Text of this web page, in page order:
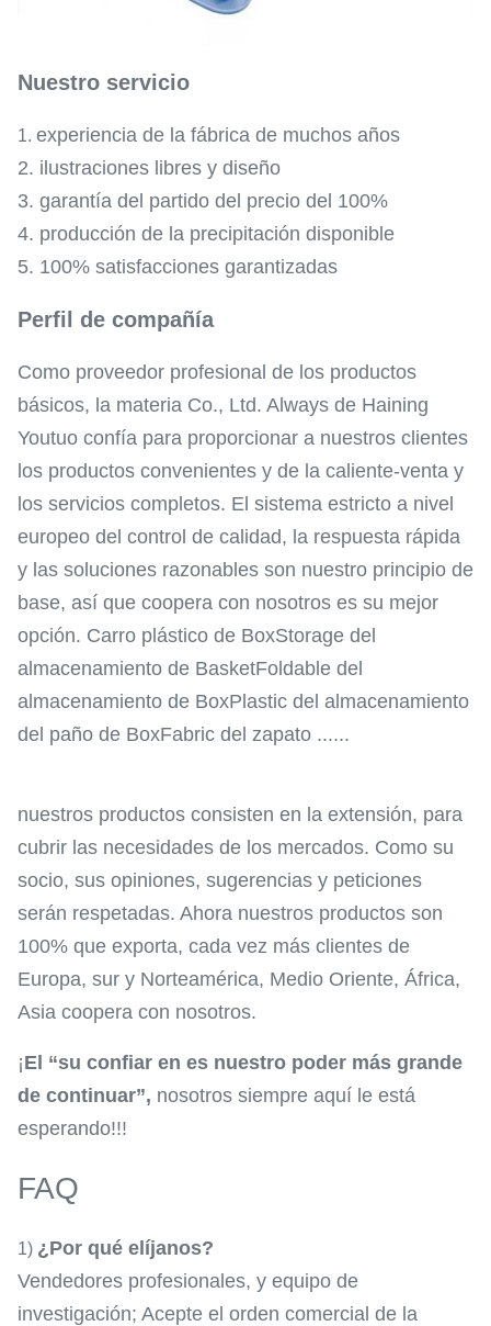
Nuestro servicio
1. experiencia de la fábrica de muchos años
2. ilustraciones libres y diseño
3. garantía del partido del precio del 100%
4. producción de la precipitación disponible
5. 100% satisfacciones garantizadas
Perfil de compañía
Como proveedor profesional de los productos
básicos, la materia Co., Ltd. Always de Haining
Youtuo confía para proporcionar a nuestros clientes
los productos convenientes y de la caliente-venta y
los servicios completos. El sistema estricto a nivel
europeo del control de calidad, la respuesta rápida
y las soluciones razonables son nuestro principio de
base, así que coopera con nosotros es su mejor
opción. Carro plástico de BoxStorage del
almacenamiento de BasketFoldable del
almacenamiento de BoxPlastic del almacenamiento
del paño de BoxFabric del zapato ......
nuestros productos consisten en la extensión, para
cubrir las necesidades de los mercados. Como su
socio, sus opiniones, sugerencias y peticiones
serán respetadas. Ahora nuestros productos son
100% que exporta, cada vez más clientes de
Europa, sur y Norteamérica, Medio Oriente, África,
Asia coopera con nosotros.
¡El “su confiar en es nuestro poder más grande
de continuar”, nosotros siempre aquí le está
esperando!!!
FAQ
1) ¿Por qué elíjanos?
Vendedores profesionales, y equipo de
investigación; Acepte el orden comercial de la